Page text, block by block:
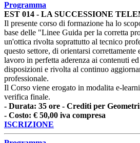
Programma
EST 014 - LA SUCCESSIONE
Il presente corso di formazione ha lo
base delle "Linee Guida per la corretta
un'ottica rivolta soprattutto al tecnico
questo settore, di orientarsi
lavoro in perfetta aderenza ai contenuti
disposizioni e rivolta al continuo
professionale.
Il Corso viene erogato in modalita e-
verifica finale.
- Durata: 35 ore - Crediti per
- Costo: € 50,00 iva compresa
ISCRIZIONE